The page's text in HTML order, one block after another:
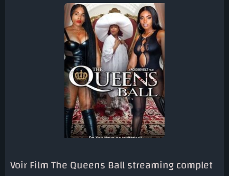
Voir Film The Queens Ball streaming complet